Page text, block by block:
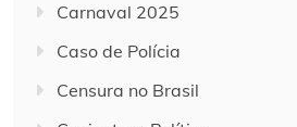
Carnaval 2025
Caso de Polícia
Censura no Brasil